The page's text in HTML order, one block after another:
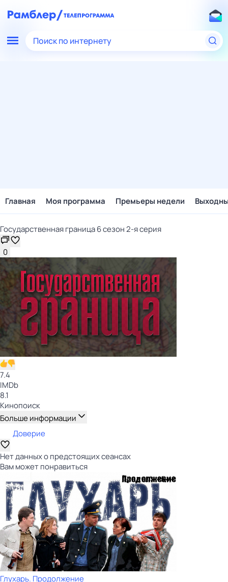
Поиск по интернету
Главная Моя программа Премьеры недели
Государственная граница 6 сезон 2-я серия
0
7.4
IMDb
8.1
Кинопоиск
Больше информации
Доверие
Нет данных о предстоящих сеансах
Вам может понравиться
Глухарь. Продолжение